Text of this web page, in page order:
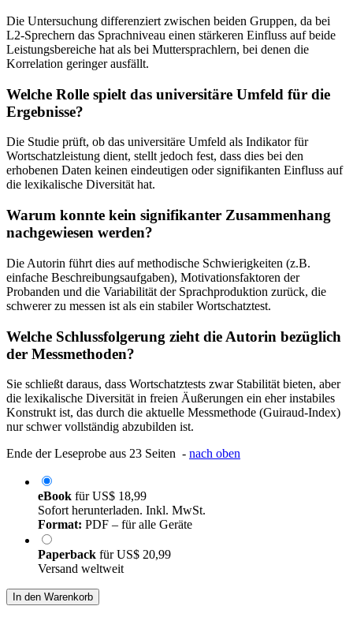
Die Untersuchung differenziert zwischen beiden Gruppen, da bei
L2-Sprechern das Sprachniveau einen stärkeren Einfluss auf beide
Leistungsbereiche hat als bei Muttersprachlern, bei denen die
Korrelation geringer ausfällt.
Welche Rolle spielt das universitäre Umfeld für die
Ergebnisse?
Die Studie prüft, ob das universitäre Umfeld als Indikator für
Wortschatzleistung dient, stellt jedoch fest, dass dies bei den
erhobenen Daten keinen eindeutigen oder signifikanten Einfluss auf
die lexikalische Diversität hat.
Warum konnte kein signifikanter Zusammenhang
nachgewiesen werden?
Die Autorin führt dies auf methodische Schwierigkeiten (z.B.
einfache Beschreibungsaufgaben), Motivationsfaktoren der
Probanden und die Variabilität der Sprachproduktion zurück, die
schwerer zu messen ist als ein stabiler Wortschatztest.
Welche Schlussfolgerung zieht die Autorin bezüglich
der Messmethoden?
Sie schließt daraus, dass Wortschatztests zwar Stabilität bieten, aber
die lexikalische Diversität in freien Äußerungen ein eher instabiles
Konstrukt ist, das durch die aktuelle Messmethode (Guiraud-Index)
nur schwer vollständig abzubilden ist.
Ende der Leseprobe aus 23 Seiten - nach oben
eBook fürUS$ 18,99
Sofort herunterladen. Inkl. MwSt.
Format: PDF – für alle Geräte
Paperback fürUS$ 20,99
Versand weltweit
In den Warenkorb